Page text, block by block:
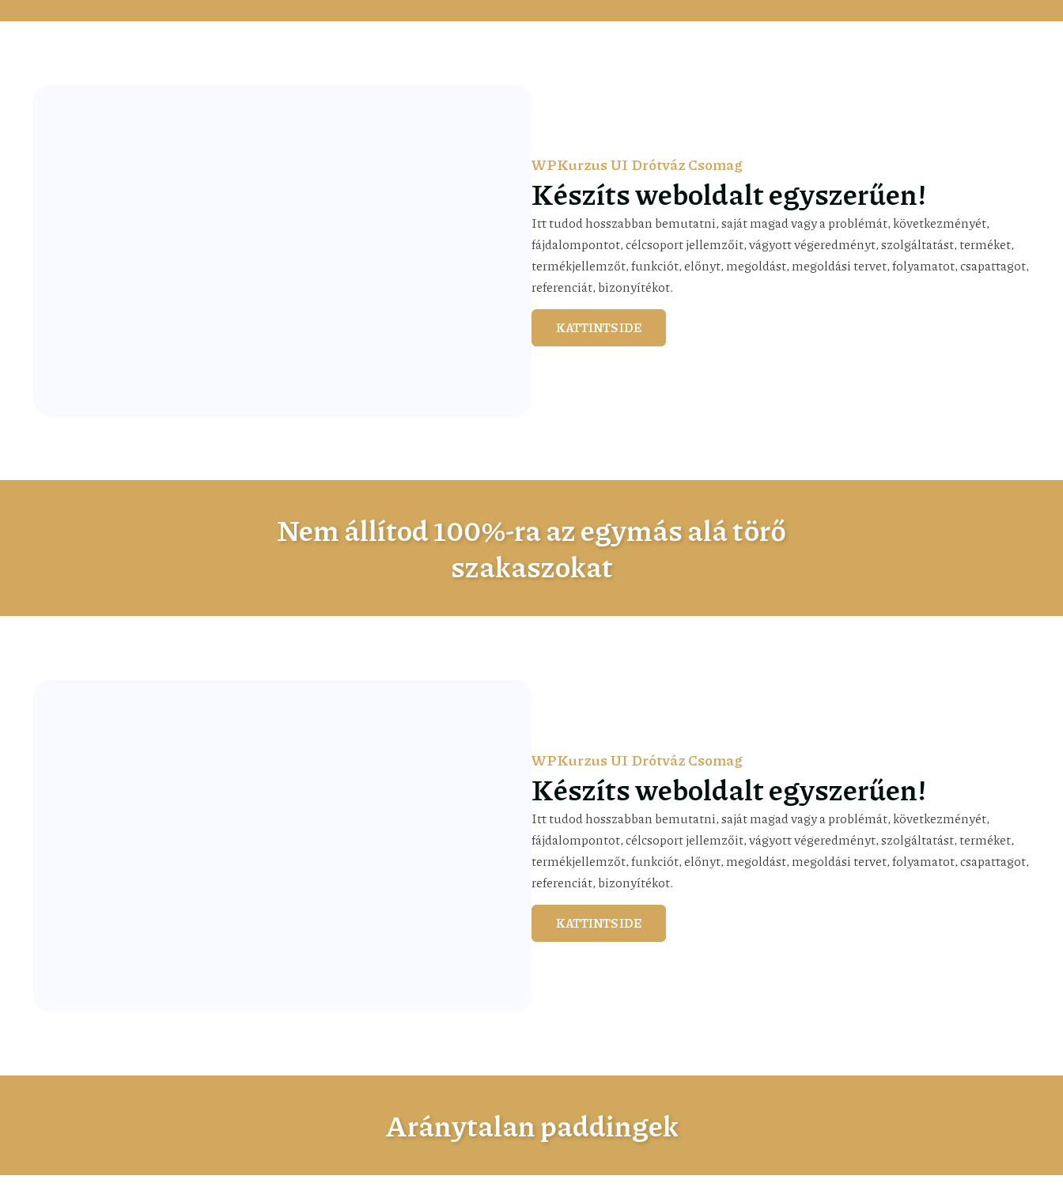
WPKurzus UI Drótváz Csomag
Készíts weboldalt egyszerűen!
Itt tudod hosszabban bemutatni, saját magad vagy a problémát, következményét,
fájdalompontot, célcsoport jellemzőit, vágyott végeredményt, szolgáltatást, terméket,
termékjellemzőt, funkciót, előnyt, megoldást, megoldási tervet, folyamatot, csapattagot,
referenciát, bizonyítékot.
KATTINTS IDE
Nem állítod 100%-ra az egymás alá törő
szakaszokat
WPKurzus UI Drótváz Csomag
Készíts weboldalt egyszerűen!
Itt tudod hosszabban bemutatni, saját magad vagy a problémát, következményét,
fájdalompontot, célcsoport jellemzőit, vágyott végeredményt, szolgáltatást, terméket,
termékjellemzőt, funkciót, előnyt, megoldást, megoldási tervet, folyamatot, csapattagot,
referenciát, bizonyítékot.
KATTINTS IDE
Aránytalan paddingek